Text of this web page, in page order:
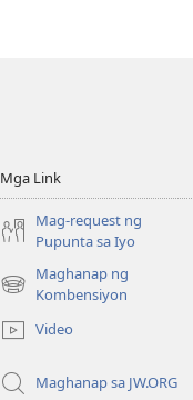
Mga Link
Mag-request ng
Pupunta sa Iyo
Maghanap ng
Kombensiyon
(may
na
window)
Video
Maghanap sa JW.ORG